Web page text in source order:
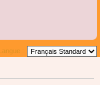
: